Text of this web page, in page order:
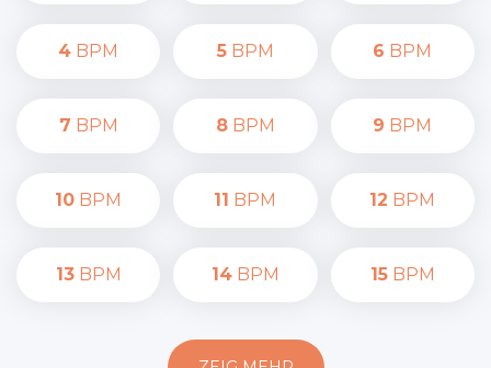
4 BPM 5BPM 6 BPM
7 BPM 8BPM 9 BPM
10 BPM 11 BPM 12 BPM
13BPM 14BPM 15BPM